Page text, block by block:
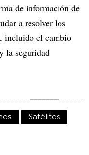
de información de
a resolver los
incluido el cambio
la seguridad
Satélites